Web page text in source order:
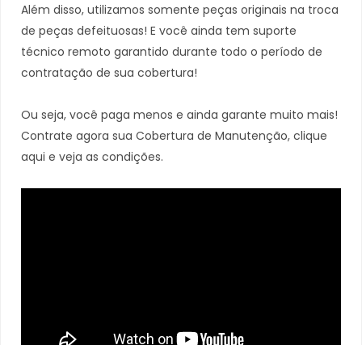
Além disso, utilizamos somente peças originais na troca
de peças defeituosas! E você ainda tem suporte
técnico remoto garantido durante todo o período de
contratação de sua cobertura!
Ou seja, você paga menos e ainda garante muito mais!
Contrate agora sua Cobertura de Manutenção, clique
aqui e veja as condições.